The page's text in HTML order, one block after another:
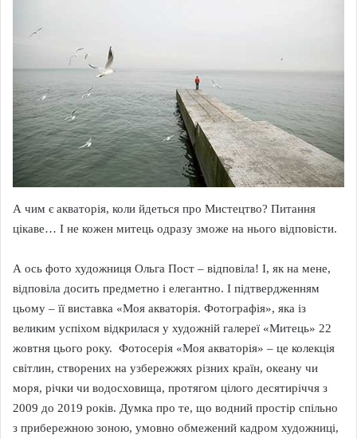
А чим є акваторія, коли йдеться про Мистецтво? Питання
цікаве… І не кожен митець одразу зможе на нього відповісти.
А ось фото художниця Ольга Пост – відповіла! І, як на мене,
відповіла досить предметно і елегантно. І підтвердженням
цьому – її виставка «Моя акваторія. Фотографія», яка із
великим успіхом відкрилася у художній галереї «Митець» 22
жовтня цього року. Фотосерія «Моя акваторія» – це колекція
світлин, створених на узбережжях різних країн, океану чи
моря, річки чи водосховища, протягом цілого десятиріччя з
2009 до 2019 років. Думка про те, що водний простір спільно
з прибережною зоною, умовно обмежений кадром художниці,